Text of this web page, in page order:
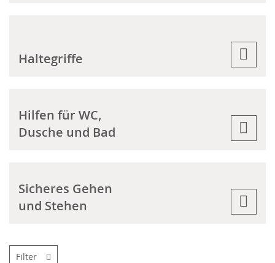
Haltegriffe
Hilfen für WC,
Dusche und Bad
Sicheres Gehen
und Stehen
Filter